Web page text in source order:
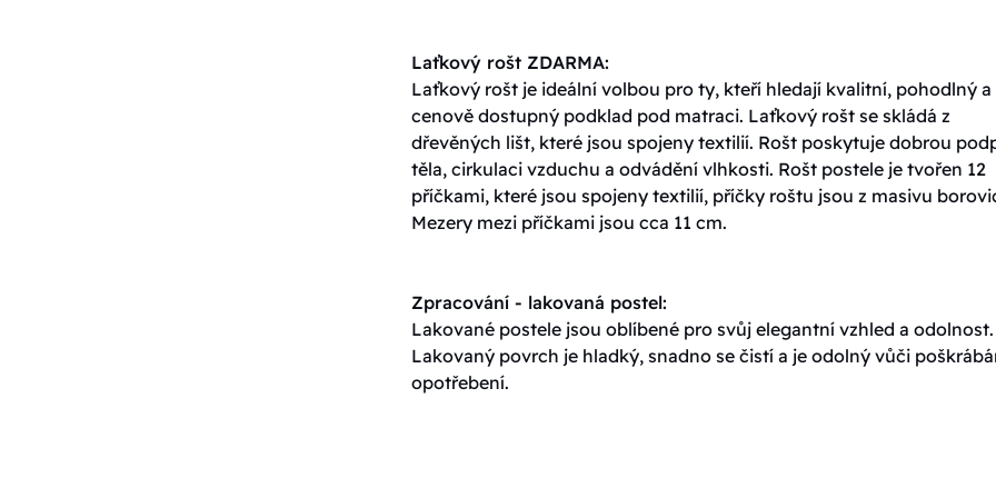
Laťkový rošt ZDARMA:
Laťkový rošt je ideální volbou pro ty, kteří hledají kvalitní, pohodlný a
cenově dostupný podklad pod matraci. Laťkový rošt se skládá z
dřevěných lišt, které jsou spojeny textilií. Rošt poskytuje dobrou
těla, cirkulaci vzduchu a odvádění vlhkosti. Rošt postele je tvořen 12
příčkami, které jsou spojeny textilií, příčky roštu jsou z masivu
Mezery mezi příčkami jsou cca 11 cm.
Zpracování - lakovaná postel:
Lakované postele jsou oblíbené pro svůj elegantní vzhled a odolnost.
Lakovaný povrch je hladký, snadno se čistí a je odolný vůči
opotřebení.